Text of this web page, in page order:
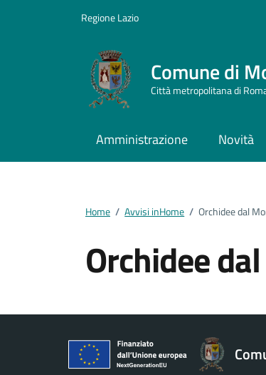
Regione Lazio
Comune di
Città metropolitana di
Amministrazione Novità
Home / Avvisi inHome / Orchidee dal
Orchidee